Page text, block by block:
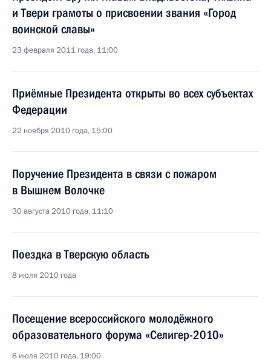
и Твери грамоты о присвоении звания «Город
воинской славы»
23 февраля 2011 года, 11:00
Приёмные Президента открыты во всех субъектах
Федерации
22 ноября 2010 года, 15:00
Поручение Президента в связи с пожаром
в Вышнем Волочке
30 августа 2010 года, 11:10
Поездка в Тверскую область
8 июля 2010 года
Посещение всероссийского молодёжного
образовательного форума «Селигер-2010»
8 июля 2010 года, 19:00